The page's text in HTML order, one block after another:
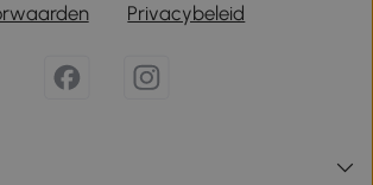
Privacybeleid